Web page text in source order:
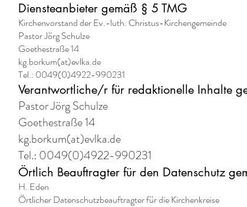
Diensteanbieter gemäß § 5 TMG
Kirchenvorstand der Ev.-luth. Christus-Kirchengemeinde
Pastor Jörg Schulze
Goethestraße 14
kg.borkum(at)evlka.de
Tel.: 0049(0)4922-990231
Verantwortliche/r für redaktionelle Inhalte
Pastor Jörg Schulze
Goethestraße 14
kg.borkum(at)evlka.de
Tel.: 0049(0)4922-990231
Örtlich Beauftragter für den Datenschutz
H. Eden
Örtlicher Datenschutzbeauftragter für die Kirchenkreise